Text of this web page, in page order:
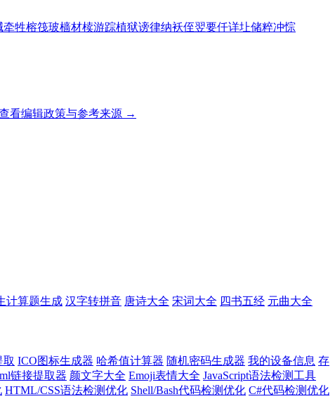
牵牲榕筏玻樯材椟游踪植狱谤律纳袄侄翌要仟详圵储粹冲悰
看编辑政策与参考来源 →
计算题生成 汉字转拼音 唐诗大全 宋词大全 四书五经 元曲大全
取 ICO图标生成器 哈希值计算器 随机密码生成器 我的设备信息 存
链接提取器 颜文字大全 Emoji表情大全 JavaScript语法检测工具
HTML/CSS语法检测优化 Shell/Bash代码检测优化 C#代码检测优化